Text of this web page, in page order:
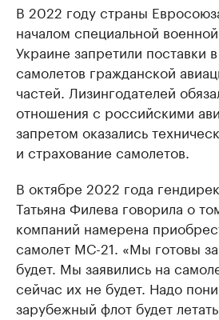
В 2022 году страны
началом специальной
Украине запретили поставки
самолетов гражданской
частей. Лизингодателей
отношения с российскими
запретом оказались
и страхование самолетов.
В октябре 2022 года
Татьяна Филева говорила о
компаний намерена
самолет МС-21. «Мы готовы
будет. Мы заявились на
сейчас их не будет. Надо
зарубежный флот будет